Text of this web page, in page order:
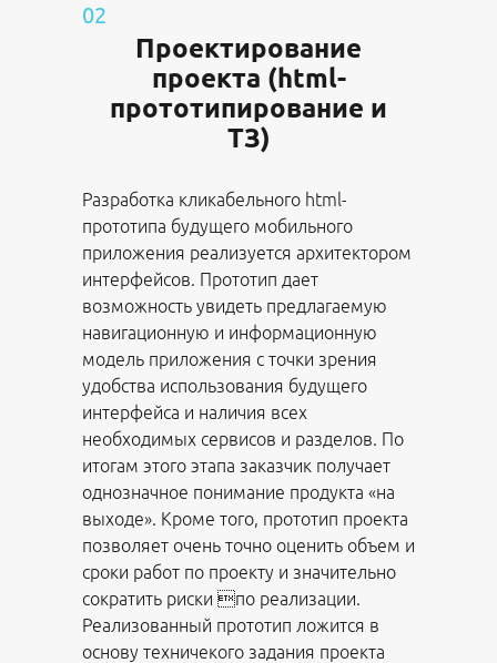
02
Проектирование
проекта (html-
прототипирование и
ТЗ)
Разработка кликабельного html-
прототипа будущего мобильного
приложения реализуется архитектором
интерфейсов. Прототип дает
возможность увидеть предлагаемую
навигационную и информационную
модель приложения с точки зрения
удобства использования будущего
интерфейса и наличия всех
необходимых сервисов и разделов. По
итогам этого этапа заказчик получает
однозначное понимание продукта «на
выходе». Кроме того, прототип проекта
позволяет очень точно оценить объем и
сроки работ по проекту и значительно
сократить риски по реализации.
Реализованный прототип ложится в
основу техничекого задания проекта